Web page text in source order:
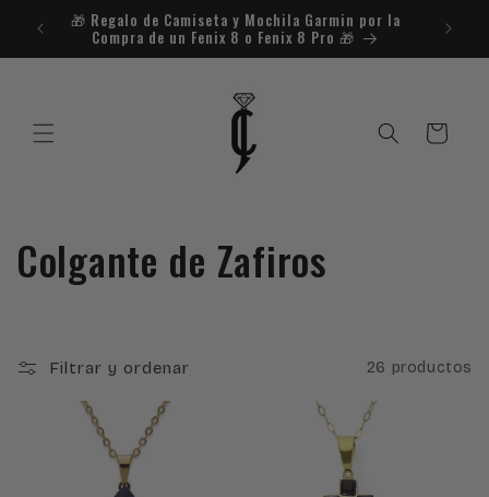
directamente
al contenido
🎁​ Regalo de Camiseta y Mochila Garmin por la
Compra de un Fenix 8 o Fenix 8 Pro 🎁​
Carrito
C
l
Colgante de Zafiros
Filtrar y ordenar 26 productos